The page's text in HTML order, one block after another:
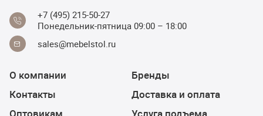
+7 (495) 215-50-27
Понедельник-пятница 09:00 – 18:00
sales@mebelstol.ru
О компании
Контакты
Бренды
Доставка и оплата